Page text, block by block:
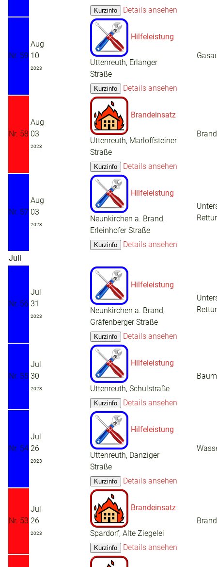
Details ansehen
Nr. 59
Aug
10
2023
Hilfeleistung
Uttenreuth, Erlanger
Straße
Details ansehen
Nr. 58
Aug
03
2023
Brandeinsatz
Uttenreuth, Marloffsteiner
Straße
Details ansehen
Nr. 57
Aug
03
2023
Hilfeleistung
Neunkirchen a. Brand,
Erleinhofer Straße
Details ansehen
Juli
Nr. 56
Jul
31
2023
Hilfeleistung
Neunkirchen a. Brand,
Gräfenberger Straße
Details ansehen
Nr. 55
Jul
30
2023
Hilfeleistung
Uttenreuth, Schulstraße
Details ansehen
Nr. 54
Jul
26
2023
Hilfeleistung
Uttenreuth, Danziger
Straße
Details ansehen
Nr. 53
Jul
26
2023
Brandeinsatz
Spardorf, Alte Ziegelei
Details ansehen